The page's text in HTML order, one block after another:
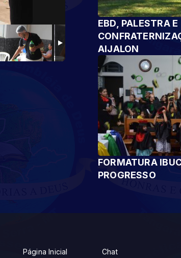
EBD, PALESTRA E
AIJALON
FORMATURA
PROGRESSO
Página Inicial Chat